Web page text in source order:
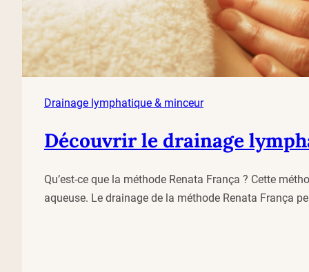
Drainage lymphatique & minceur
Découvrir le drainage
Qu’est-ce que la méthode Renata França ? Cette
aqueuse. Le drainage de la méthode Renata França